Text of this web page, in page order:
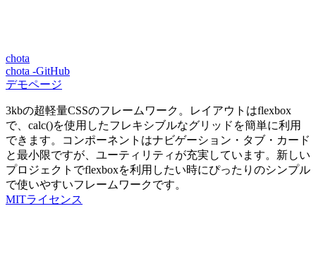
chota
chota -GitHub
デモページ
3kbの超軽量CSSのフレームワーク。レイアウトはflexbox
で、calc()を使用したフレキシブルなグリッドを簡単に利用
できます。コンポーネントはナビゲーション・タブ・カード
と最小限ですが、ユーティリティが充実しています。新しい
プロジェクトでflexboxを利用したい時にぴったりのシンプル
で使いやすいフレームワークです。
MITライセンス